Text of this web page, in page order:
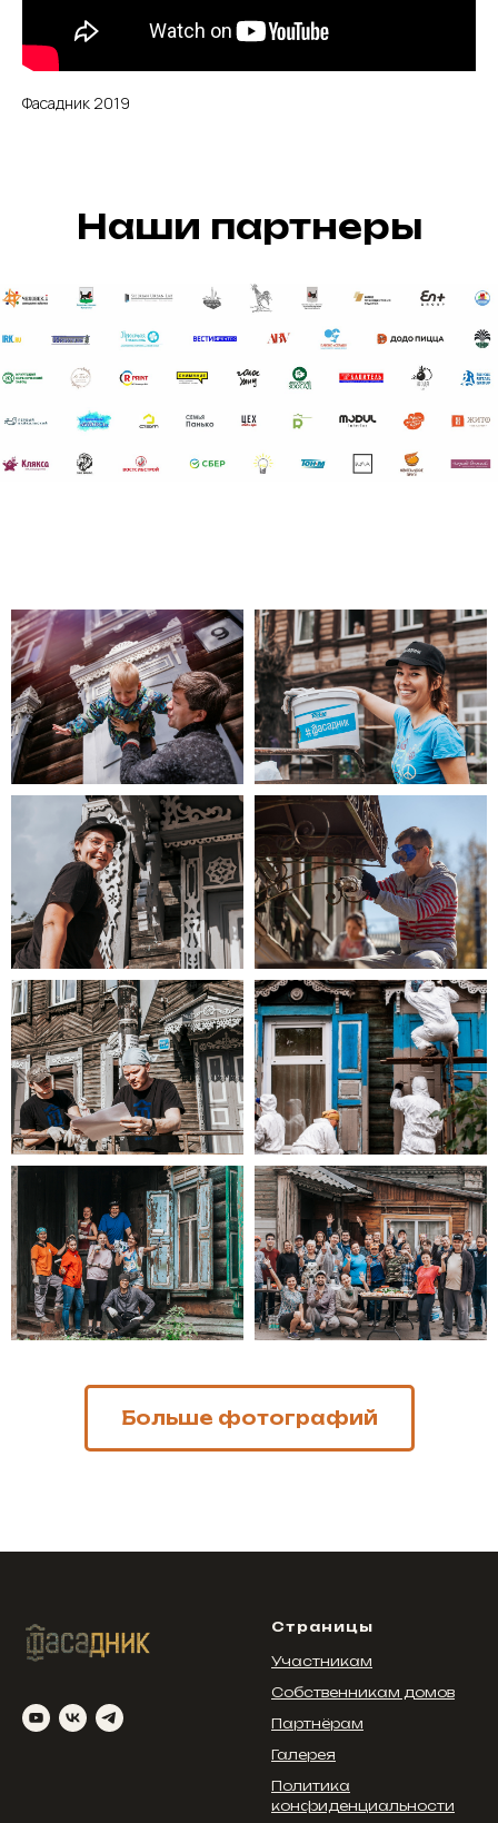
Фасадник 2019
Наши партнеры
Больше фотографий
Страницы
Участникам
Собственникам домов
Партнёрам
Галерея
Политика
конфиденциальности